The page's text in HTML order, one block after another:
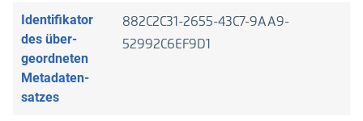
Jennifer (2024): Referenzdaten und Web-GIS
für das MSRL Berichtswesen.
10.18451/trilaw_2024_04
werden über Webportale und -dienste zu
einem Assistenzsystem verknüpft.
Identifikator
des über­
geordneten
Metadaten­
satzes
882C2C31-2655-43C7-9AA9-
52992C6EF9D1